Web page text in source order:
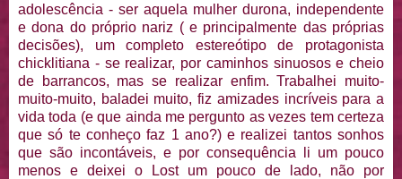
adolescência - ser aquela mulher durona, independente
e dona do próprio nariz ( e principalmente das próprias
decisões), um completo estereótipo de protagonista
chicklitiana - se realizar, por caminhos sinuosos e cheio
de barrancos, mas se realizar enfim. Trabalhei muito-
muito-muito, baladei muito, fiz amizades incríveis para a
vida toda (e que ainda me pergunto as vezes tem certeza
que só te conheço faz 1 ano?) e realizei tantos sonhos
que são incontáveis, e por consequência li um pouco
menos e deixei o Lost um pouco de lado, não por